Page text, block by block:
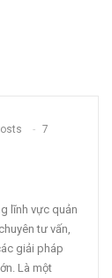
7
lĩnh vực quản
tư vấn,
giải pháp
Là một